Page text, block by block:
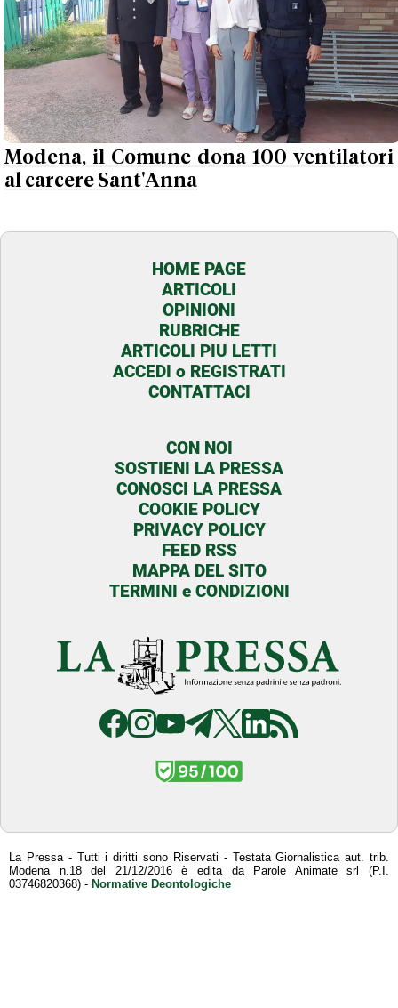
Modena, il Comune dona 100 ventilatori
al carcere Sant'Anna
HOME PAGE
ARTICOLI
OPINIONI
RUBRICHE
ARTICOLI PIU LETTI
ACCEDI o REGISTRATI
CONTATTACI
CON NOI
SOSTIENI LA PRESSA
CONOSCI LA PRESSA
COOKIE POLICY
PRIVACY POLICY
FEED RSS
MAPPA DEL SITO
TERMINI e CONDIZIONI
La Pressa - Tutti i diritti sono Riservati - Testata Giornalistica aut. trib.
Modena n.18 del 21/12/2016 è edita da Parole Animate srl (P.I.
03746820368) - Normative Deontologiche